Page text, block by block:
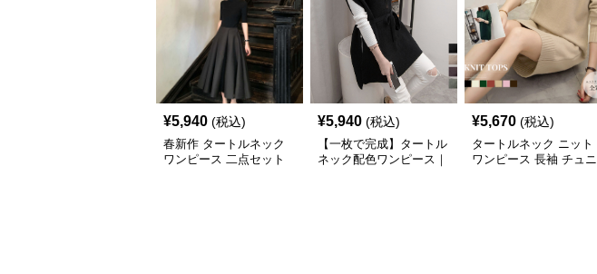
¥5,940 (税込)
春新作 タートルネック
ワンピース 二点セット
¥5,940 (税込)
【一枚で完成】タートル
ネック配色ワンピース｜
¥5,670 (税込)
タートルネック ニット
ワンピース 長袖 チュニ